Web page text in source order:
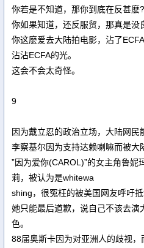
你若是不知道，那你到底在反甚麽?
你如果知道，还反服贸，那真是没
你这麽爱去大陆拍电影，沾了
沾沾ECFA的光。
这会不会太奇怪。
9
因为戴立忍的政治立场，大陆网民
李察基尔因为支持达赖喇嘛而被大
”因为爱你(CAROL)”的女主角鲁
莉，被认为是whitewa
shing，很冤枉的被美国网友呼吁抵
她只能最后道歉，说自己不该去演
色。
88届奥斯卡因为对亚洲人的歧视